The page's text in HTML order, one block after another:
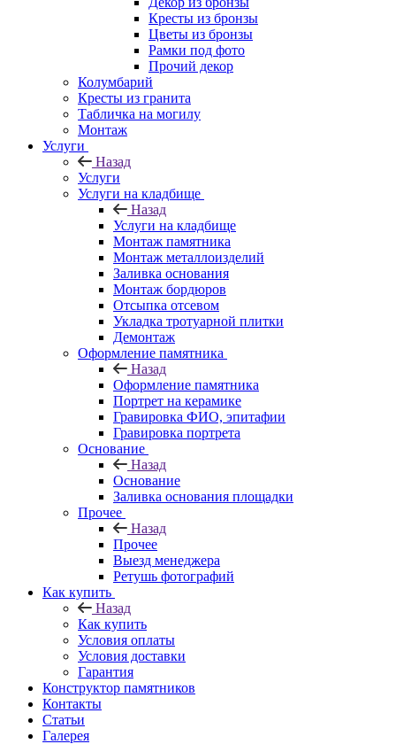
Кресты из бронзы
Цветы из бронзы
Рамки под фото
Прочий декор
Колумбарий
Кресты из гранита
Табличка на могилу
Монтаж
Услуги
Назад
Услуги
Услуги на кладбище
Назад
Услуги на кладбище
Монтаж памятника
Монтаж металлоизделий
Заливка основания
Монтаж бордюров
Отсыпка отсевом
Укладка тротуарной плитки
Демонтаж
Оформление памятника
Назад
Оформление памятника
Портрет на керамике
Гравировка ФИО, эпитафии
Гравировка портрета
Основание
Назад
Основание
Заливка основания площадки
Прочее
Назад
Прочее
Выезд менеджера
Ретушь фотографий
Как купить
Назад
Как купить
Условия оплаты
Условия доставки
Гарантия
Конструктор памятников
Контакты
Статьи
Галерея